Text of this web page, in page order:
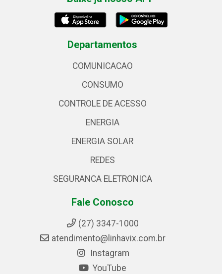
Departamentos
COMUNICACAO
CONSUMO
CONTROLE DE ACESSO
ENERGIA
ENERGIA SOLAR
REDES
SEGURANCA ELETRONICA
Fale Conosco
(27) 3347-1000
atendimento@linhavix.com.br
Instagram
YouTube